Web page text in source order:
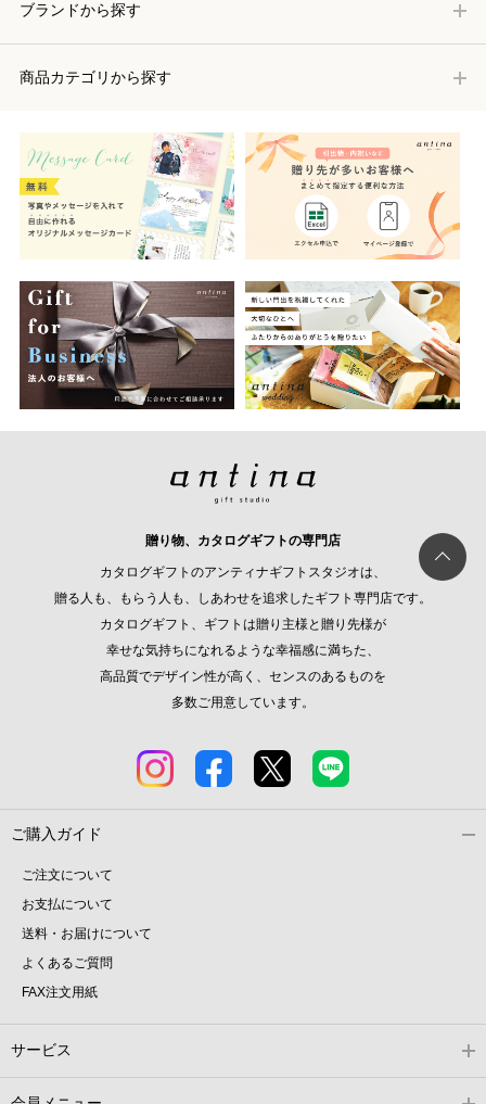
ブランドから探す
商品カテゴリから探す
贈り物、カタログギフトの専門店
カタログギフトのアンティナギフトスタジオは、
贈る人も、もらう人も、しあわせを追求したギフト専門店です。
カタログギフト、ギフトは贈り主様と贈り先様が
幸せな気持ちになれるような幸福感に満ちた、
高品質でデザイン性が高く、センスのあるものを
多数ご用意しています。
ご購入ガイド
ご注文について
お支払について
送料・お届けについて
よくあるご質問
FAX注文用紙
サービス